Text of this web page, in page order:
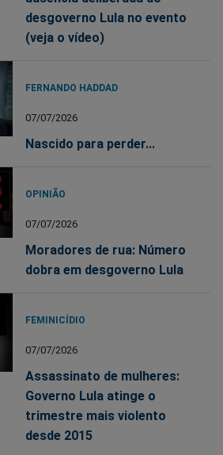
desgoverno Lula no evento
(veja o vídeo)
FERNANDO HADDAD
07/07/2026
Nascido para perder...
OPINIÃO
07/07/2026
Moradores de rua: Número
dobra em desgoverno Lula
FEMINICÍDIO
07/07/2026
Assassinato de mulheres:
Governo Lula atinge o
trimestre mais violento
desde 2015